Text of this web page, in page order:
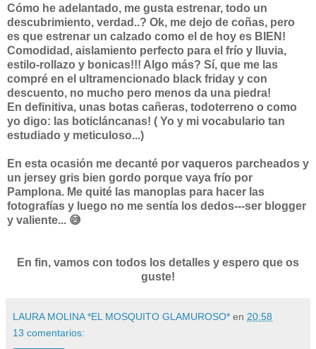
Cómo he adelantado, me gusta estrenar, todo un
descubrimiento, verdad..? Ok, me dejo de coñas, pero
es que estrenar un calzado como el de hoy es BIEN!
Comodidad, aislamiento perfecto para el frío y lluvia,
estilo-rollazo y bonicas!!! Algo más? Sí, que me las
compré en el ultramencionado black friday y con
descuento, no mucho pero menos da una piedra!
En definitiva, unas botas cañeras, todoterreno o como
yo digo: las boticláncanas! ( Yo y mi vocabulario tan
estudiado y meticuloso...)
En esta ocasión me decanté por vaqueros parcheados y
un jersey gris bien gordo porque vaya frío por
Pamplona. Me quité las manoplas para hacer las
fotografías y luego no me sentía los dedos---ser blogger
y valiente... 😅
En fin, vamos con todos los detalles y espero que os
guste!
LAURA MOLINA *EL MOSQUITO GLAMUROSO* en 20:58
13 comentarios: